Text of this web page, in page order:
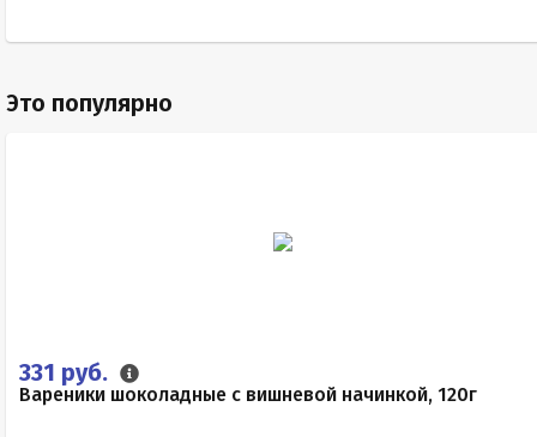
Это популярно
331 руб.
Вареники шоколадные с вишневой начинкой, 120г